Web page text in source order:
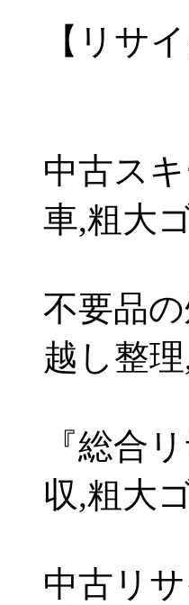
【リサ
中古ス
車,粗大
不要品
越し整
『総合
収,粗大
中古リ